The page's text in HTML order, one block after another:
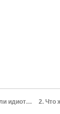
3. «Какими же все мы были идиотами!»